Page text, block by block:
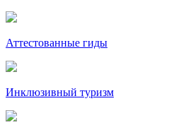
Аттестованные гиды
Инклюзивный туризм